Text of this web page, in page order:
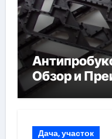
Обзор и
Дача, участок